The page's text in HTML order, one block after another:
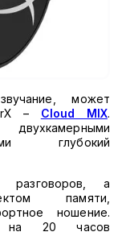
может
– Cloud MIX.
глубокий
разговоров, а
памяти,
ношение.
на 20 часов